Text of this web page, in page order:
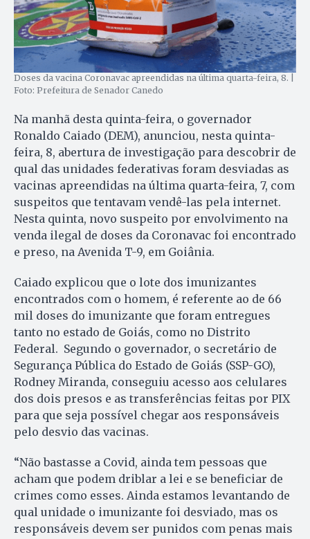
Doses da vacina Coronavac apreendidas na última quarta-feira, 8. |
Foto: Prefeitura de Senador Canedo
Na manhã desta quinta-feira, o governador
Ronaldo Caiado (DEM), anunciou, nesta quinta-
feira, 8, abertura de investigação para descobrir de
qual das unidades federativas foram desviadas as
vacinas apreendidas na última quarta-feira, 7, com
suspeitos que tentavam vendê-las pela internet.
Nesta quinta, novo suspeito por envolvimento na
venda ilegal de doses da Coronavac foi encontrado
e preso, na Avenida T-9, em Goiânia.
Caiado explicou que o lote dos imunizantes
encontrados com o homem, é referente ao de 66
mil doses do imunizante que foram entregues
tanto no estado de Goiás, como no Distrito
Federal. Segundo o governador, o secretário de
Segurança Pública do Estado de Goiás (SSP-GO),
Rodney Miranda, conseguiu acesso aos celulares
dos dois presos e as transferências feitas por PIX
para que seja possível chegar aos responsáveis
pelo desvio das vacinas.
“Não bastasse a Covid, ainda tem pessoas que
acham que podem driblar a lei e se beneficiar de
crimes como esses. Ainda estamos levantando de
qual unidade o imunizante foi desviado, mas os
responsáveis devem ser punidos com penas mais